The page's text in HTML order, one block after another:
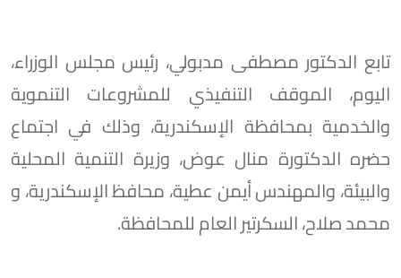
تابع الدكتور مصطفى مدبولي، رئيس مجلس الوزراء،
اليوم، الموقف التنفيذي للمشروعات التنموية
والخدمية بمحافظة الإسكندرية، وذلك في اجتماع
حضره الدكتورة منال عوض، وزيرة التنمية المحلية
والبيئة، والمهندس أيمن عطية، محافظ الإسكندرية، و
محمد صلاح، السكرتير العام للمحافظة.